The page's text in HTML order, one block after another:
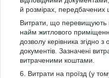
й розмірах, передбачених
Витрати, що перевищують
найм житлового
дозволу керівника згідно
документів. Зазначені
витраченими коштами.
6. Витрати на проїзд (у